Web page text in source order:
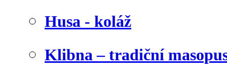
Husa - koláž
Klibna – tradiční